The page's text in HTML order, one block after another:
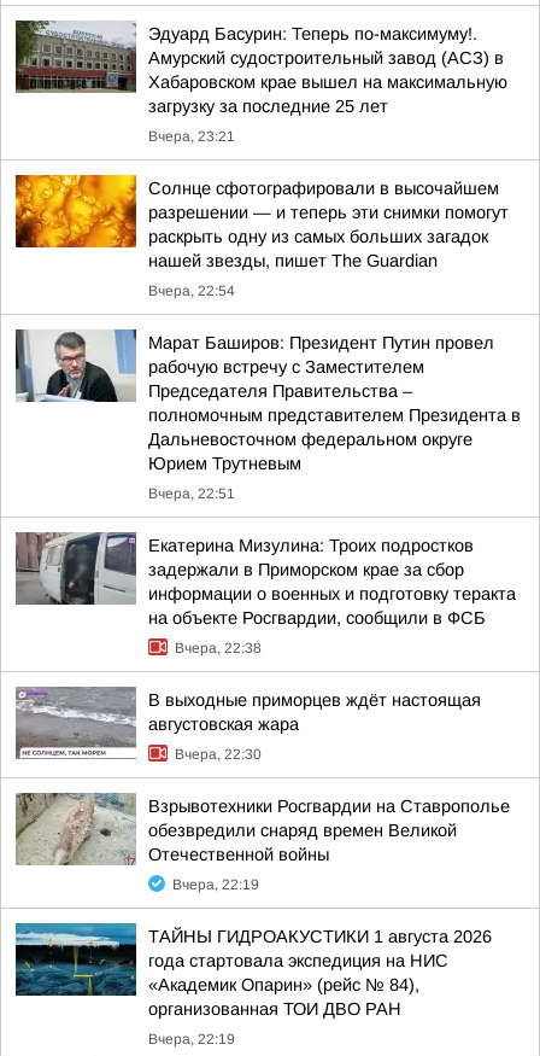
Эдуард Басурин: Теперь по-максимуму!.
Амурский судостроительный завод (АСЗ) в
Хабаровском крае вышел на максимальную
загрузку за последние 25 лет
Вчера, 23:21
Солнце сфотографировали в высочайшем
разрешении — и теперь эти снимки помогут
раскрыть одну из самых больших загадок
нашей звезды, пишет The Guardian
Вчера, 22:54
Марат Баширов: Президент Путин провел
рабочую встречу с Заместителем
Председателя Правительства –
полномочным представителем Президента в
Дальневосточном федеральном округе
Юрием Трутневым
Вчера, 22:51
Екатерина Мизулина: Троих подростков
задержали в Приморском крае за сбор
информации о военных и подготовку теракта
на объекте Росгвардии, сообщили в ФСБ
Вчера, 22:38
В выходные приморцев ждёт настоящая
августовская жара
Вчера, 22:30
Взрывотехники Росгвардии на Ставрополье
обезвредили снаряд времен Великой
Отечественной войны
Вчера, 22:19
ТАЙНЫ ГИДРОАКУСТИКИ 1 августа 2026
года стартовала экспедиция на НИС
«Академик Опарин» (рейс № 84),
организованная ТОИ ДВО РАН
Вчера, 22:19